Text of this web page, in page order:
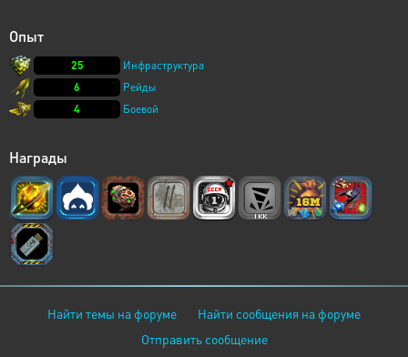
Опыт
25
Инфраструктура
6
Рейды
4
Боевой
Награды
Найти темы на форуме
Найти сообщения на форуме
Отправить сообщение